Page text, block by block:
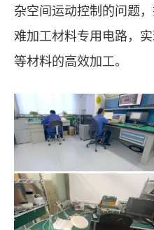
杂空间运动控制的问题
难加工材料专用电路，
等材料的高效加工。